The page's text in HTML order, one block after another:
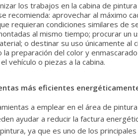
los trabajos en la cabina de
recomienda: aprovechar al máximo
requieran condiciones similares de
al mismo tiempo; procurar un
o destinar su uso únicamente al
preparación del color y
vehículo o piezas a la cabina.
más eficientes
a emplear en el área de
ayudar a reducir la factura
ya que es uno de los